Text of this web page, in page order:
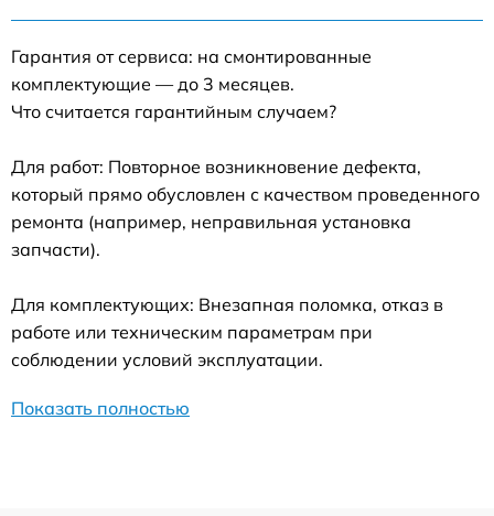
Гарантия от сервиса: на смонтированные
комплектующие — до 3 месяцев.
Что считается гарантийным случаем?
Для работ: Повторное возникновение дефекта,
который прямо обусловлен с качеством проведенного
ремонта (например, неправильная установка
запчасти).
Для комплектующих: Внезапная поломка, отказ в
работе или техническим параметрам при
соблюдении условий эксплуатации.
Показать полностью